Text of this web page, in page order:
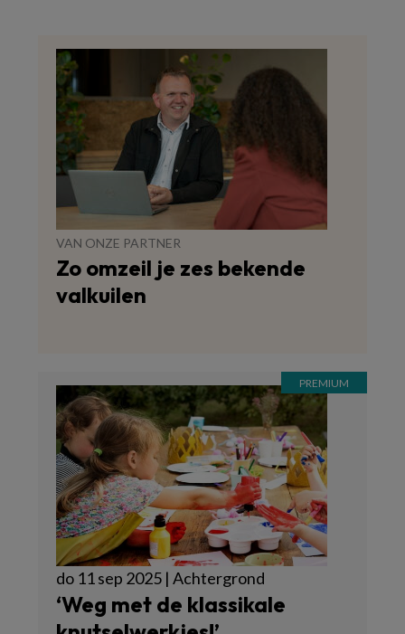
VAN ONZE PARTNER
Zo omzeil je zes bekende
valkuilen
do 11 sep 2025 | Achtergrond
‘Weg met de klassikale